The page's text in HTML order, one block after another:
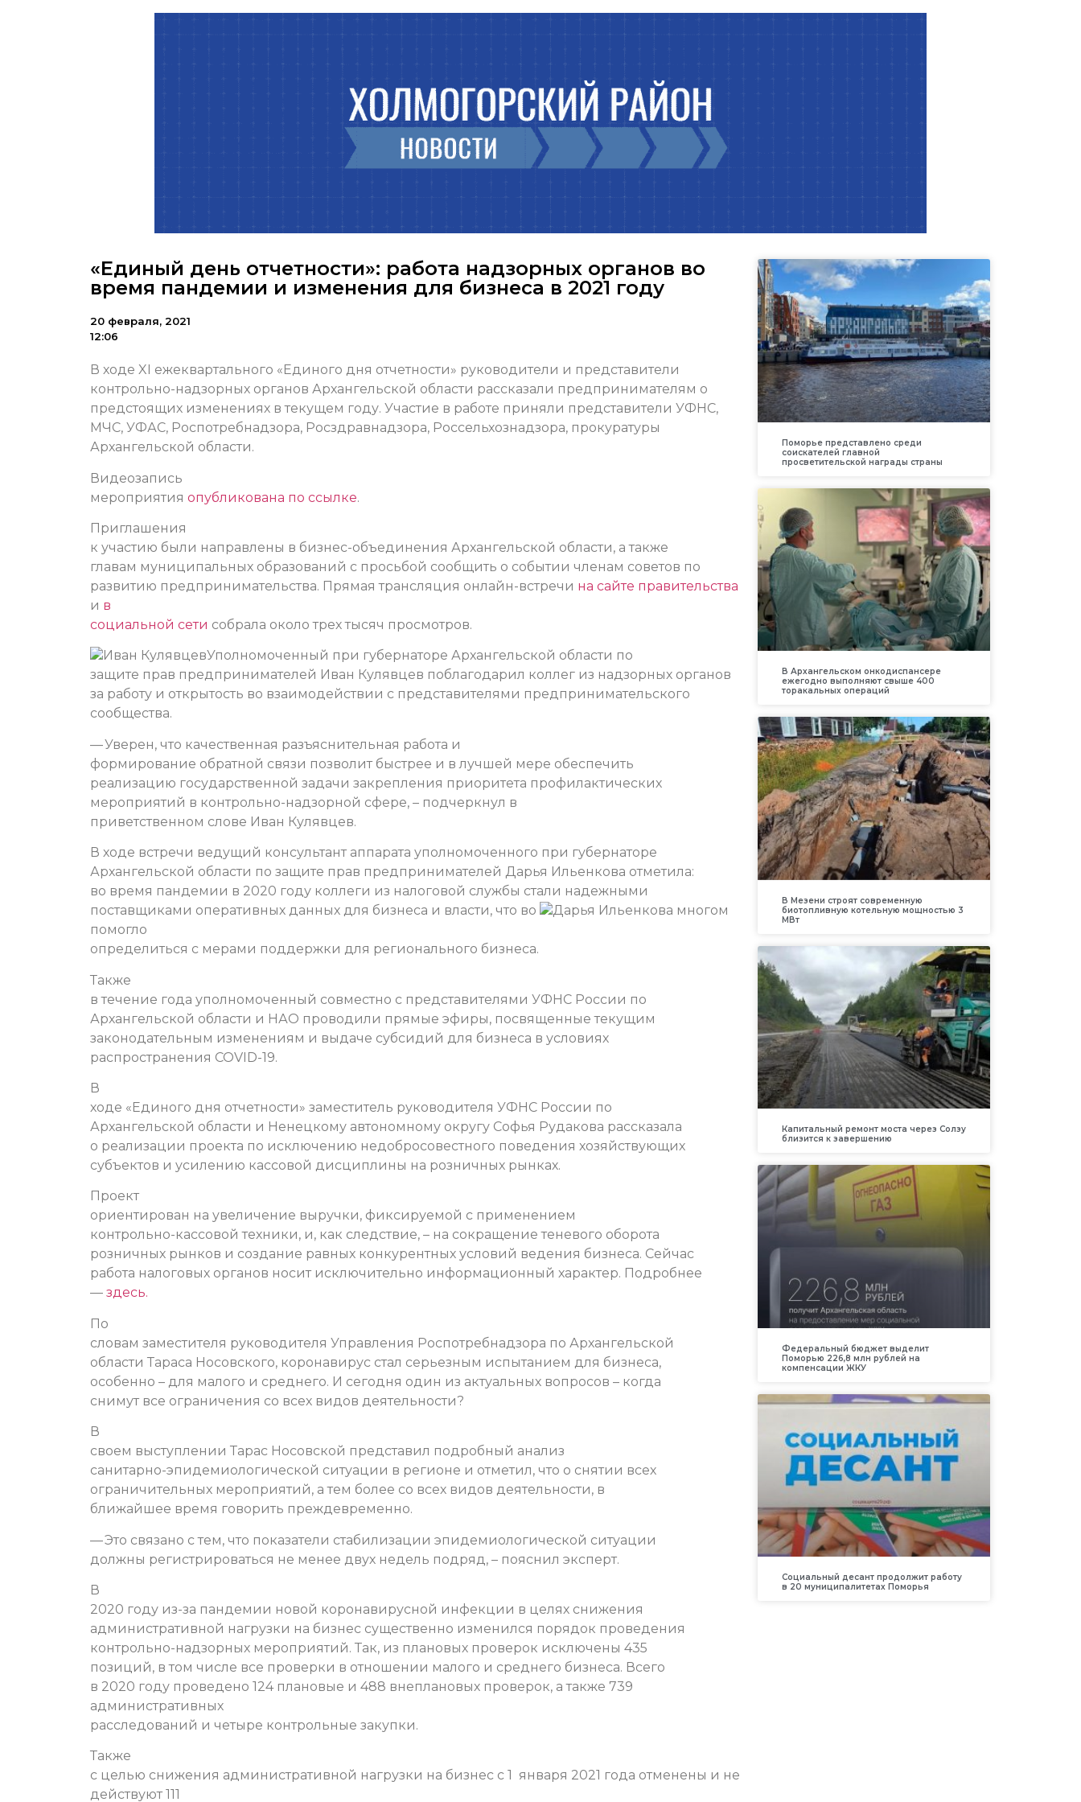
«Единый день отчетности»: работа надзорных органов во
время пандемии и изменения для бизнеса в 2021 году
20 февраля, 2021
12:06
В ходе XI ежеквартального «Единого дня отчетности» руководители и представители
контрольно-надзорных органов Архангельской области рассказали предпринимателям о
предстоящих изменениях в текущем году. Участие в работе приняли представители УФНС,
МЧС, УФАС, Роспотребнадзора, Росздравнадзора, Россельхознадзора, прокуратуры
Архангельской области.
Видеозапись
мероприятия опубликована по ссылке.
Приглашения
к участию были направлены в бизнес-объединения Архангельской области, а также
главам муниципальных образований с просьбой сообщить о событии членам советов по
развитию предпринимательства. Прямая трансляция онлайн-встречи на сайте правительства
и в
социальной сети собрала около трех тысяч просмотров.
Иван КулявцевУполномоченный при губернаторе Архангельской области по
защите прав предпринимателей Иван Кулявцев поблагодарил коллег из надзорных органов
за работу и открытость во взаимодействии с представителями предпринимательского
сообщества.
— Уверен, что качественная разъяснительная работа и
формирование обратной связи позволит быстрее и в лучшей мере обеспечить
реализацию государственной задачи закрепления приоритета профилактических
мероприятий в контрольно-надзорной сфере, – подчеркнул в
приветственном слове Иван Кулявцев.
В ходе встречи ведущий консультант аппарата уполномоченного при губернаторе
Архангельской области по защите прав предпринимателей Дарья Ильенкова отметила:
во время пандемии в 2020 году коллеги из налоговой службы стали надежными
поставщиками оперативных данных для бизнеса и власти, что во
Дарья Ильенкова многом
помогло
определиться с мерами поддержки для регионального бизнеса.
Также
в течение года уполномоченный совместно с представителями УФНС России по
Архангельской области и НАО проводили прямые эфиры, посвященные текущим
законодательным изменениям и выдаче субсидий для бизнеса в условиях
распространения COVID-19.
В
ходе «Единого дня отчетности» заместитель руководителя УФНС России по
Архангельской области и Ненецкому автономному округу Софья Рудакова рассказала
о реализации проекта по исключению недобросовестного поведения хозяйствующих
субъектов и усилению кассовой дисциплины на розничных рынках.
Проект
ориентирован на увеличение выручки, фиксируемой с применением
контрольно-кассовой техники, и, как следствие, – на сокращение теневого оборота
розничных рынков и создание равных конкурентных условий ведения бизнеса. Сейчас
работа налоговых органов носит исключительно информационный характер. Подробнее
— здесь.
По
словам заместителя руководителя Управления Роспотребнадзора по Архангельской
области Тараса Носовского, коронавирус стал серьезным испытанием для бизнеса,
особенно – для малого и среднего. И сегодня один из актуальных вопросов – когда
снимут все ограничения со всех видов деятельности?
В
своем выступлении Тарас Носовской представил подробный анализ
санитарно-эпидемиологической ситуации в регионе и отметил, что о снятии всех
ограничительных мероприятий, а тем более со всех видов деятельности, в
ближайшее время говорить преждевременно.
— Это связано с тем, что показатели стабилизации эпидемиологической ситуации
должны регистрироваться не менее двух недель подряд, – пояснил эксперт.
В
2020 году из-за пандемии новой коронавирусной инфекции в целях снижения
административной нагрузки на бизнес существенно изменился порядок проведения
контрольно-надзорных мероприятий. Так, из плановых проверок исключены 435
позиций, в том числе все проверки в отношении малого и среднего бизнеса. Всего
в 2020 году проведено 124 плановые и 488 внеплановых проверок, а также 739
административных
расследований и четыре контрольные закупки.
Также
с целью снижения административной нагрузки на бизнес с 1 января 2021 года отменены и не
действуют 111
Поморье представлено среди
соискателей главной
просветительской награды страны
В Архангельском онкодиспансере
ежегодно выполняют свыше 400
торакальных операций
В Мезени строят современную
биотопливную котельную мощностью 3
МВт
Капитальный ремонт моста через Солзу
близится к завершению
Федеральный бюджет выделит
Поморью 226,8 млн рублей на
компенсации ЖКУ
Социальный десант продолжит работу
в 20 муниципалитетах Поморья